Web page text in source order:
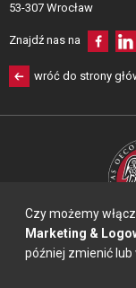
53-307 Wrocław
Znajdź nas na
wróć do strony
© 2011-2018
Czy możemy
Marketing &
później zmienić lub